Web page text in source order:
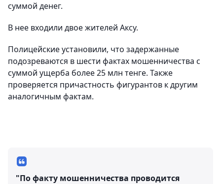
суммой денег.
В нее входили двое жителей Аксу.
Полицейские установили, что задержанные
подозреваются в шести фактах мошенничества с
суммой ущерба более 25 млн тенге. Также
проверяется причастность фигурантов к другим
аналогичным фактам.
"По факту мошенничества проводится